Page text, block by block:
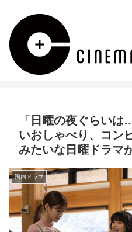
「日曜の夜ぐらい
いおしゃべり、コン
みたいな日曜ドラマ
国内ドラマ